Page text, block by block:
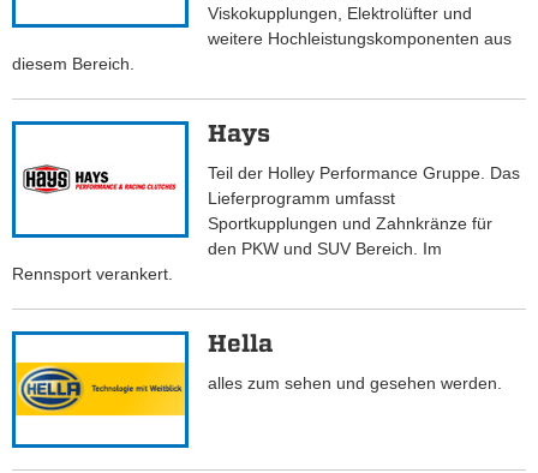
Viskokupplungen, Elektrolüfter und
weitere Hochleistungskomponenten aus
diesem Bereich.
Hays
Teil der Holley Performance Gruppe. Das
Lieferprogramm umfasst
Sportkupplungen und Zahnkränze für
den PKW und SUV Bereich. Im
Rennsport verankert.
Hella
alles zum sehen und gesehen werden.